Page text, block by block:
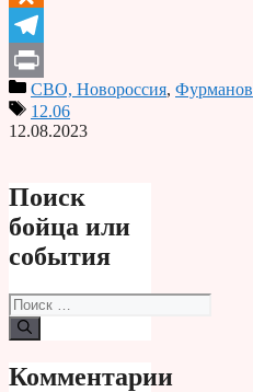
Odnoklassniki
Telegram
PrintСВО, Новороссия, Фурманов
12.06
12.08.2023
Поиск
бойца или
события
Поиск:
Комментарии